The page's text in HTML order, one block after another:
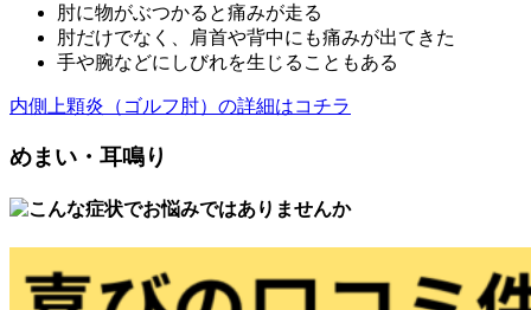
肘に物がぶつかると痛みが走る
肘だけでなく、肩首や背中にも痛みが出てきた
手や腕などにしびれを生じることもある
内側上顆炎（ゴルフ肘）の詳細はコチラ
めまい・耳鳴り